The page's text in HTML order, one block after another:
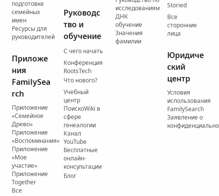
подготовке
семейных
имен
Ресурсы для
руководителей
Приложе
ния
FamilySea
rch
Приложение
«Семейное
Древо»
Приложение
«Воспоминания»
Приложение
«Мое
участие»
Приложение
Together
Все
Руководс
тво и
обучение
С чего начать
Конференция
RootsTech
Что нового?
Учебный
центр
ПоискоWiki в
сфере
генеалогии
Канал
YouTube
Бесплатные
онлайн-
консультации
Блог
исследованиям
ДНК
обучение
Значения
фамилии
Storied
Все
сторонние
лица
Юридиче
ский
центр
Условия
использования
FamilySearch
Заявление о